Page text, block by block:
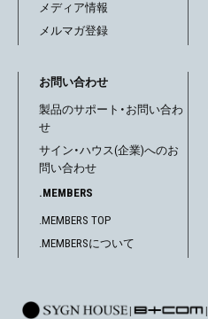
メディア情報
メルマガ登録
お問い合わせ
製品のサポート・お問い合わ
せ
サイン・ハウス(企業)へのお
問い合わせ
.MEMBERS
.MEMBERS TOP
.MEMBERSについて
| |